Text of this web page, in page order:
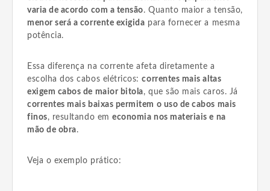
varia de acordo com a tensão. Quanto maior a tensão,
menor será a corrente exigida para fornecer a mesma
potência.
Essa diferença na corrente afeta diretamente a
escolha dos cabos elétricos:correntes mais altas
exigem cabos de maior bitola, que são mais caros. Já
correntes mais baixas permitem o uso de cabos mais
finos, resultando emeconomia nos materiais e na
mão de obra.
Veja o exemplo prático: